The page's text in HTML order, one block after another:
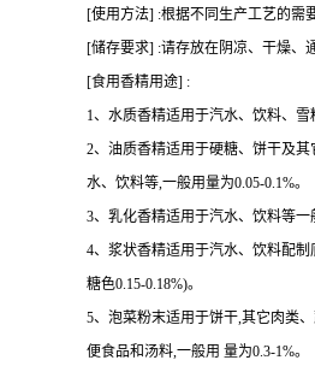
[使用方法] :根据不同生产工艺的需
[储存要求] :请存放在阴凉、干燥、
[食用香精用途] :
1、水质香精适用于汽水、饮料、雪
2、油质香精适用于硬糖、饼干及
水、饮料等,一般用量为0.05-0.1%。
3、乳化香精适用于汽水、饮料等一
4、浆状香精适用于汽水、饮料配制
糖色0.15-0.18%)。
5、泡菜粉末适用于饼干,其它肉类
便食品和汤料,一般用 量为0.3-1%。